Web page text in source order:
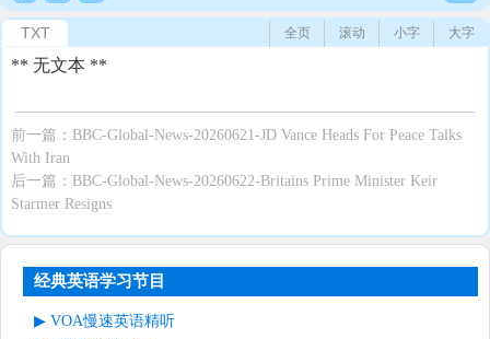
TXT 大字
小字
滚动
全页
** 无文本 **
前一篇： BBC-Global-News-20260621-JD Vance Heads For Peace Talks
With Iran
后一篇： BBC-Global-News-20260622-Britains Prime Minister Keir
Starmer Resigns
经典英语学习节目
VOA慢速英语精听